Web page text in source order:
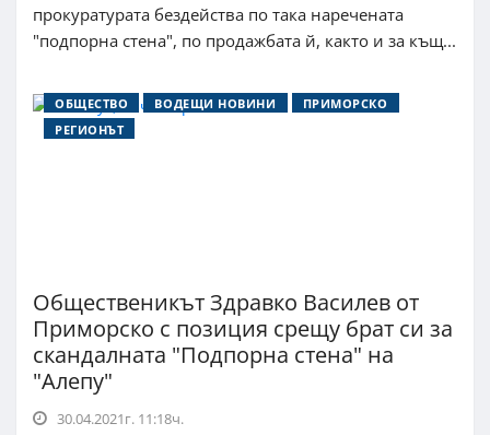
прокуратурата бездейства по така наречената
"подпорна стена", по продажбата й, както и за къщ...
ОБЩЕСТВО ВОДЕЩИ НОВИНИ
ПРИМОРСКО
РЕГИОНЪТ
Общественикът Здравко Василев от
Приморско с позиция срещу брат си за
скандалната "Подпорна стена" на
"Алепу"
30.04.2021г. 11:18ч.